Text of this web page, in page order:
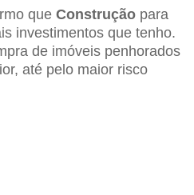
que Construção para
investimentos que tenho.
de imóveis penhorados
até pelo maior risco